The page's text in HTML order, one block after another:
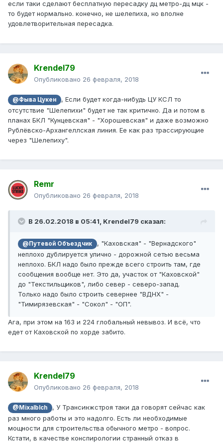
если таки сделают бесплатную пересадку дц метро-дц мцк -
то будет нормально. конечно, не шелепиха, но вполне
удовлетворительная пересадка.
Krendel79
Опубликовано 26 февраля, 2018
@Фыва Цукен
, Если будет когда-нибудь ЦУ КСЛ то
отсутствие "Шелепихи" будет не так критично. Да и потом в
планах БКЛ "Кунцевская" - "Хорошевская" и даже возможно
Рублёвско-Архангеллская линия. Ее как раз трассирующие
через "Шелепиху".
Remr
Опубликовано 26 февраля, 2018
В 26.02.2018 в 05:41, Krendel79 сказал:
@Путевой Объездчик
, "Каховская" - "Вернадского"
неплохо дублируется улично - дорожной сетью весьма
неплохо. БКЛ надо было прежде всего строить там, где
сообщения вообще нет. Это да, участок от "Каховской"
до "Текстильщиков", либо север - северо-запад.
Только надо было строить севернее "ВДНХ" -
"Тимирязевская" - "Сокол" - "ОП".
Ага, при этом на 163 и 224 глобальный невывоз. И всё, что
едет от Каховской по хорде забито.
Krendel79
Опубликовано 26 февраля, 2018
@Mixalblch
, У Трансинжстроя таки да говорят сейчас как
раз много работы и это надолго. Есть ли необходимые
мощности для строительства обычного метро - вопрос.
Кстати, в качестве конспирологии странный отказ в